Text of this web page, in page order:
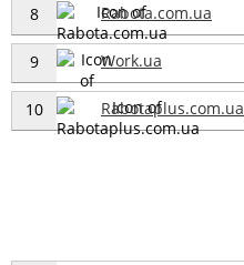
8 Rabota.com.ua
9 Work.ua
10 Rabotaplus.com.ua